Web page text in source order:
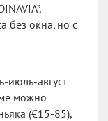
без окна, но с
июль-август
можно
(€15-85),